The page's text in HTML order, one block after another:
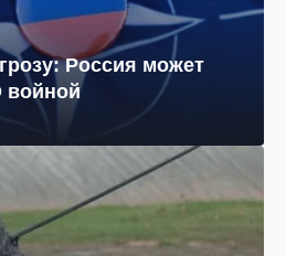
Россия может